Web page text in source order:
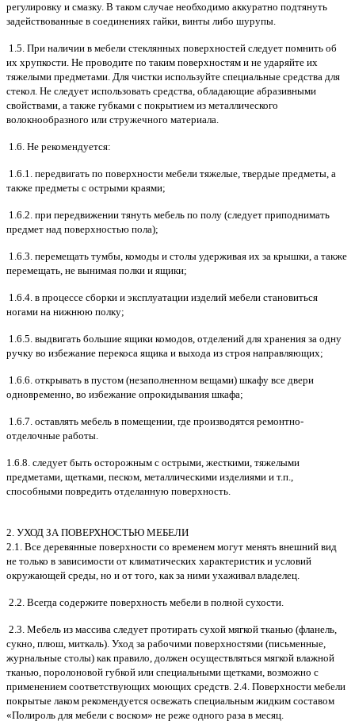
регулировку и смазку. В таком случае необходимо аккуратно подтянуть
задействованные в соединениях гайки, винты либо шурупы.
1.5. При наличии в мебели стеклянных поверхностей следует помнить об
их хрупкости. Не проводите по таким поверхностям и не ударяйте их
тяжелыми предметами. Для чистки используйте специальные средства для
стекол. Не следует использовать средства, обладающие абразивными
свойствами, а также губками с покрытием из металлического
волокнообразного или стружечного материала.
1.6. Не рекомендуется:
1.6.1. передвигать по поверхности мебели тяжелые, твердые предметы, а
также предметы с острыми краями;
1.6.2. при передвижении тянуть мебель по полу (следует приподнимать
предмет над поверхностью пола);
1.6.3. перемещать тумбы, комоды и столы удерживая их за крышки, а также
перемещать, не вынимая полки и ящики;
1.6.4. в процессе сборки и эксплуатации изделий мебели становиться
ногами на нижнюю полку;
1.6.5. выдвигать большие ящики комодов, отделений для хранения за одну
ручку во избежание перекоса ящика и выхода из строя направляющих;
1.6.6. открывать в пустом (незаполненном вещами) шкафу все двери
одновременно, во избежание опрокидывания шкафа;
1.6.7. оставлять мебель в помещении, где производятся ремонтно-
отделочные работы.
1.6.8. следует быть осторожным с острыми, жесткими, тяжелыми
предметами, щетками, песком, металлическими изделиями и т.п.,
способными повредить отделанную поверхность.
2. УХОД ЗА ПОВЕРХНОСТЬЮ МЕБЕЛИ
2.1. Все деревянные поверхности со временем могут менять внешний вид
не только в зависимости от климатических характеристик и условий
окружающей среды, но и от того, как за ними ухаживал владелец.
2.2. Всегда содержите поверхность мебели в полной сухости.
2.3. Мебель из массива следует протирать сухой мягкой тканью (фланель,
сукно, плюш, миткаль). Уход за рабочими поверхностями (письменные,
журнальные столы) как правило, должен осуществляться мягкой влажной
тканью, поролоновой губкой или специальными щетками, возможно с
применением соответствующих моющих средств. 2.4. Поверхности мебели
покрытые лаком рекомендуется освежать специальным жидким составом
«Полироль для мебели с воском» не реже одного раза в месяц.